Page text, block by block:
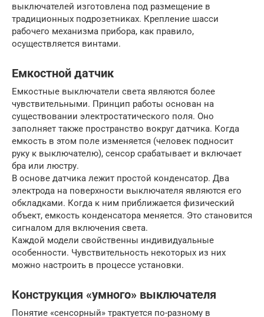
выключателей изготовлена под размещение в
традиционных подрозетниках. Крепление шасси
рабочего механизма прибора, как правило,
осуществляется винтами.
Емкостной датчик
Емкостные выключатели света являются более
чувствительными. Принцип работы основан на
существовании электростатического поля. Оно
заполняет также пространство вокруг датчика. Когда
емкость в этом поле изменяется (человек подносит
руку к выключателю), сенсор срабатывает и включает
бра или люстру.
В основе датчика лежит простой конденсатор. Два
электрода на поверхности выключателя являются его
обкладками. Когда к ним приближается физический
объект, емкость конденсатора меняется. Это становится
сигналом для включения света.
Каждой модели свойственны индивидуальные
особенности. Чувствительность некоторых из них
можно настроить в процессе установки.
Конструкция «умного» выключателя
Понятие «сенсорный» трактуется по-разному в